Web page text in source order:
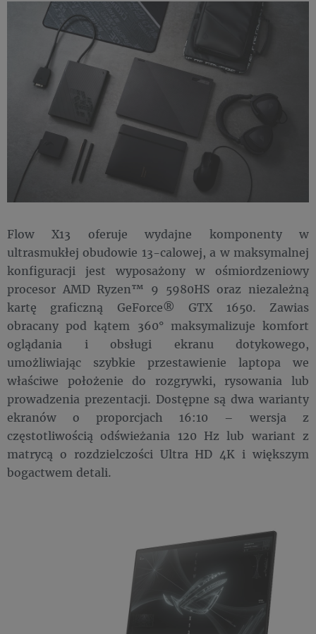
Flow X13 oferuje wydajne komponenty w
ultrasmukłej obudowie 13-calowej, a w maksymalnej
konfiguracji jest wyposażony w ośmiordzeniowy
procesor AMD Ryzen™ 9 5980HS oraz niezależną
kartę graficzną GeForce® GTX 1650. Zawias
obracany pod kątem 360° maksymalizuje komfort
oglądania i obsługi ekranu dotykowego,
umożliwiając szybkie przestawienie laptopa we
właściwe położenie do rozgrywki, rysowania lub
prowadzenia prezentacji. Dostępne są dwa warianty
ekranów o proporcjach 16:10 – wersja z
częstotliwością odświeżania 120 Hz lub wariant z
matrycą o rozdzielczości Ultra HD 4K i większym
bogactwem detali.